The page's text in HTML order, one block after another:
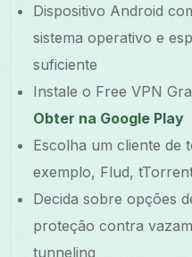
Dispositivo Android
sistema operativo e
suficiente
Instale o Free VPN
Obter na Google Play
Escolha um cliente
exemplo, Flud,
Decida sobre opções
proteção contra
tunneling